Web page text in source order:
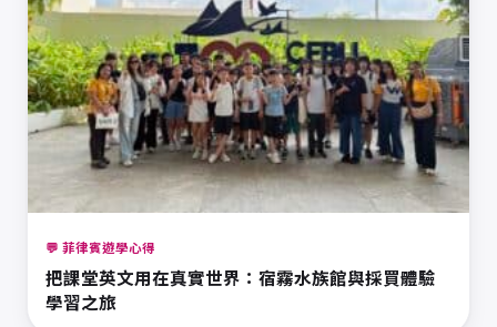
💬 菲律賓遊學心得
把課堂英文用在真實世界：宿霧水族館與採買體驗
學習之旅